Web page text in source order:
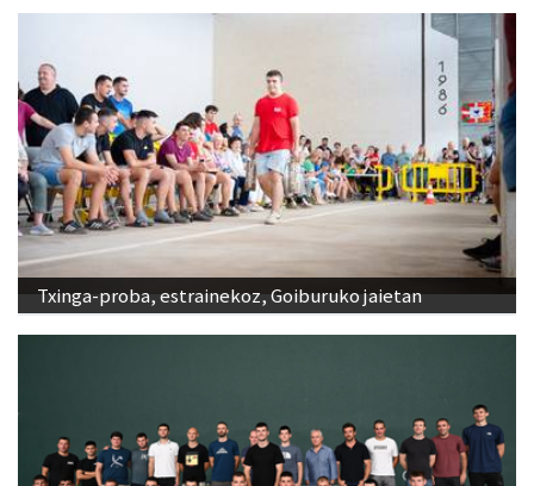
Txinga-proba, estrainekoz, Goiburuko jaietan